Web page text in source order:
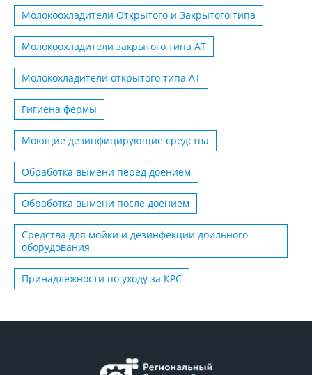
Молокоохладители Открытого и Закрытого типа
Молокоохладители закрытого типа АТ
Молокохладители открытого типа АТ
Гигиена фермы
Моющие дезинфицирующие средства
Обработка вымени перед доением
Обработка вымени после доением
Средства для мойки и дезинфекции доильного
оборудования
Принадлежности по уходу за КРС